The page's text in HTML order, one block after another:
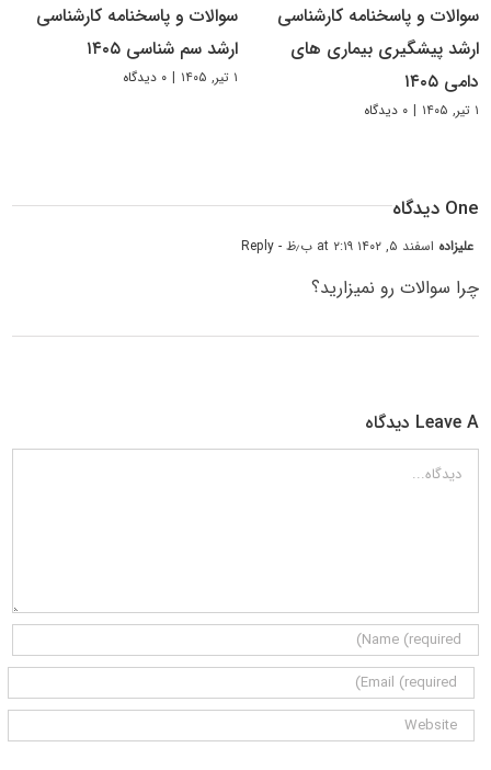
سوالات و پاسخنامه کارشناسی
ارشد پیشگیری بیماری های
دامی ۱۴۰۵
۱ تیر, ۱۴۰۵ | ۰ دیدگاه
سوالات و پاسخنامه کارشناسی
ارشد سم شناسی ۱۴۰۵
۱ تیر, ۱۴۰۵ | ۰ دیدگاه
One دیدگاه
علیزاده اسفند ۵, ۱۴۰۲ at ۲:۱۹ ب٫ظ - Reply
چرا سوالات رو نمیزارید؟
Leave A دیدگاه
دیدگاه